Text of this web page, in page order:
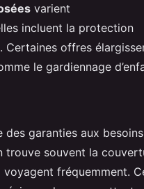
varient
incluent la protection
Certaines offres
le gardiennage
garanties aux besoins
trouve souvent la
fréquemment.